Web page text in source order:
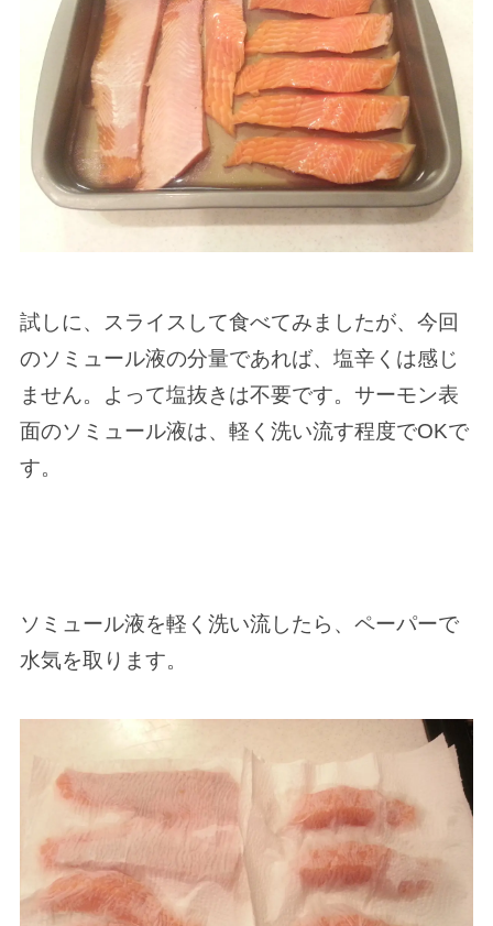
試しに、スライスして食べてみましたが、今回
のソミュール液の分量であれば、塩辛くは感じ
ません。よって塩抜きは不要です。サーモン表
面のソミュール液は、軽く洗い流す程度でOKで
す。
ソミュール液を軽く洗い流したら、ペーパーで
水気を取ります。